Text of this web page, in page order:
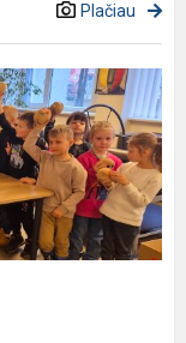
Plačiau